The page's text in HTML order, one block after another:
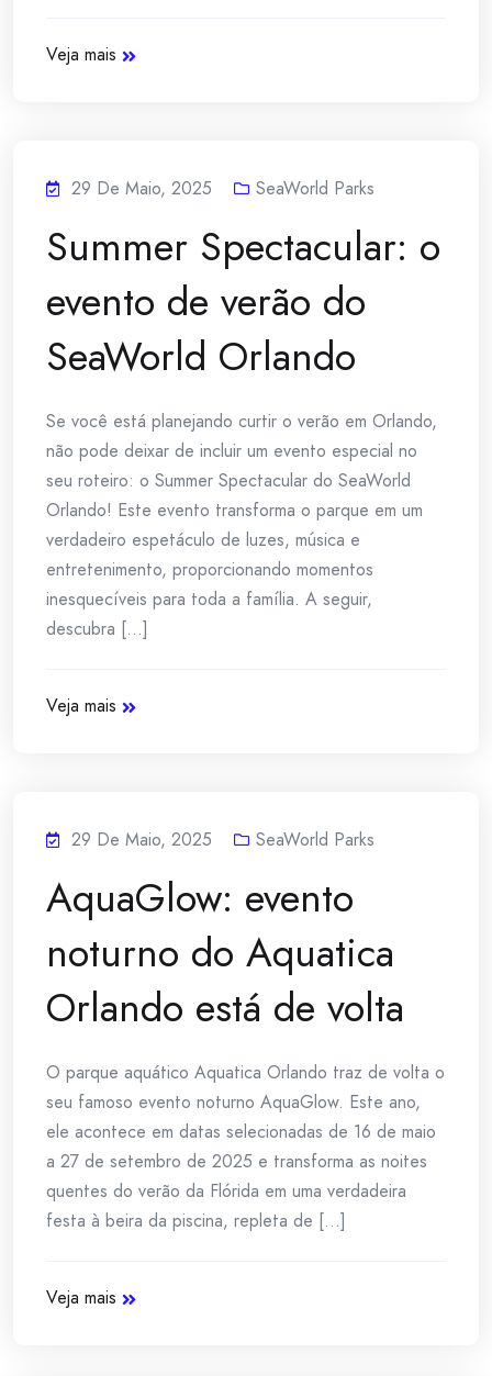
Veja mais
29 De Maio, 2025 SeaWorld Parks
Summer Spectacular: o
evento de verão do
SeaWorld Orlando
Se você está planejando curtir o verão em Orlando,
não pode deixar de incluir um evento especial no
seu roteiro: o Summer Spectacular do SeaWorld
Orlando! Este evento transforma o parque em um
verdadeiro espetáculo de luzes, música e
entretenimento, proporcionando momentos
inesquecíveis para toda a família. A seguir,
descubra [...]
Veja mais
29 De Maio, 2025 SeaWorld Parks
AquaGlow: evento
noturno do Aquatica
Orlando está de volta
O parque aquático Aquatica Orlando traz de volta o
seu famoso evento noturno AquaGlow. Este ano,
ele acontece em datas selecionadas de 16 de maio
a 27 de setembro de 2025 e transforma as noites
quentes do verão da Flórida em uma verdadeira
festa à beira da piscina, repleta de [...]
Veja mais